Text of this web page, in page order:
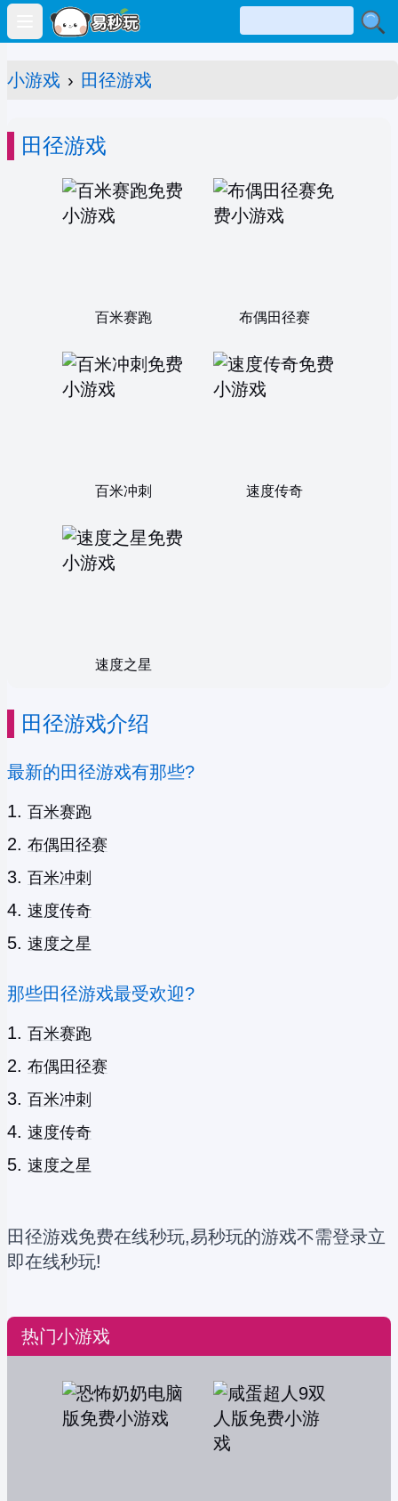
Open main menu
小游戏 › 田径游戏
田径游戏
百米赛跑 布偶田径赛
百米冲刺 速度传奇
速度之星
田径游戏介绍
最新的田径游戏有那些?
百米赛跑
布偶田径赛
百米冲刺
速度传奇
速度之星
那些田径游戏最受欢迎?
百米赛跑
布偶田径赛
百米冲刺
速度传奇
速度之星
田径游戏免费在线秒玩,易秒玩的游戏不需登录立
即在线秒玩!
热门小游戏